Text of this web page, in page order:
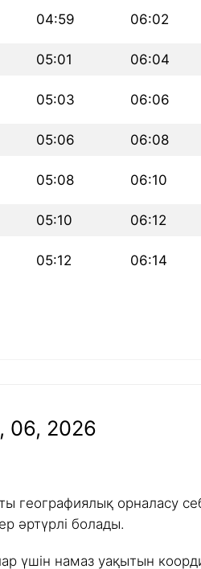
04:59 06:02
05:01 06:04
05:03 06:06
05:06 06:08
05:08 06:10
05:10 06:12
05:12 06:14
06, 2026
географиялық орналасу
әртүрлі болады.
үшін намаз уақытын